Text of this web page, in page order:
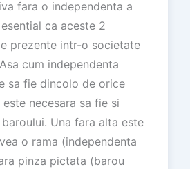
fara o independenta a
ca aceste 2
prezente intr-o societate
cum independenta
sa fie dincolo de orice
necesara sa fie si
Una fara alta este
o rama (independenta
pinza pictata (barou